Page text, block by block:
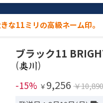
な11ミリの高級ネーム印。
ブラック11
(
)
-15% ￥ 9,256 ￥10,890